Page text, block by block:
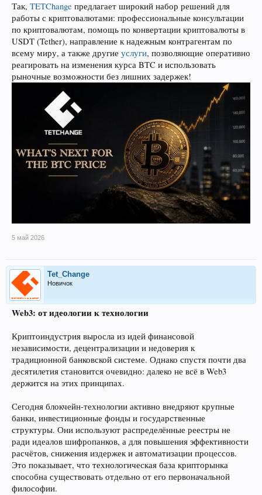
Так, TETChange предлагает широкий набор решений для
работы с криптовалютами: профессиональные консультации
по криптовалютам, помощь по конвертации криптовалюты в
USDT (Tether), направление к надежным контрагентам по
всему миру, а также другие услуги, позволяющие оперативно
реагировать на изменения курса BTC и использовать
рыночные возможности без лишних задержек!
5 май 2026
Tet_Change
Новичок
Web3: от идеологии к технологии
Криптоиндустрия выросла из идей финансовой
независимости, децентрализации и недоверия к
традиционной банковской системе. Однако спустя почти два
десятилетия становится очевидно: далеко не всё в Web3
держится на этих принципах.
Сегодня блокчейн-технологии активно внедряют крупные
банки, инвестиционные фонды и государственные
структуры. Они используют распределённые реестры не
ради идеалов шифропанков, а для повышения эффективности
расчётов, снижения издержек и автоматизации процессов.
Это показывает, что технологическая база крипторынка
способна существовать отдельно от его первоначальной
философии.